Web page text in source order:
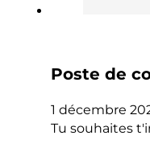
Poste de
1 décembre
Tu souhaites